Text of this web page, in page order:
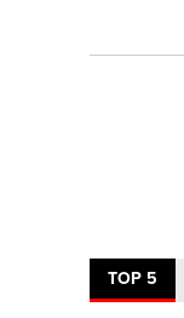
TOP 5